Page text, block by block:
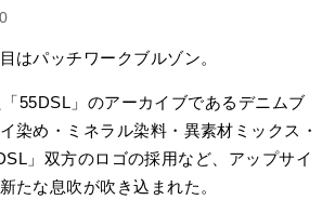
はパッチワークブルゾン。
55DSL」のアーカイブであるデニムブ
染め・ミネラル染料・異素材ミックス・
」双方のロゴの採用など、アップサイ
たな息吹が吹き込まれた。